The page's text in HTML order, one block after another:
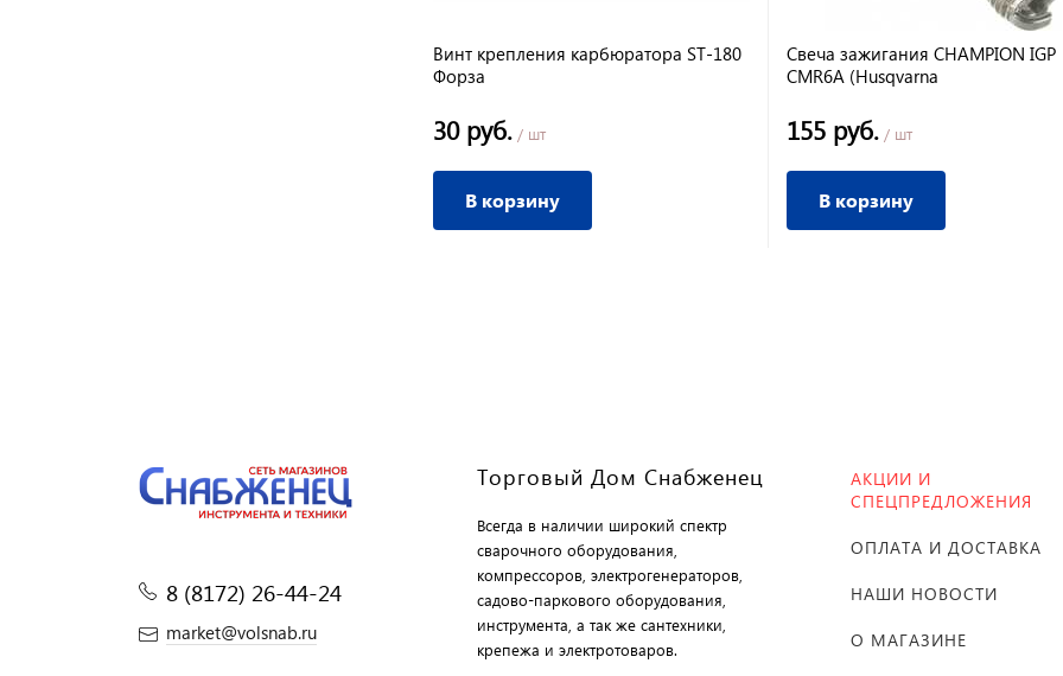
Винт крепления карбюратора ST-180
Форза
30 руб. / шт
В корзину
Свеча зажигания CHAMPION IGP
CMR6A (Husqvarna
T334FS)
155 руб. / шт
В корзину
8 (8172) 26-44-24
market@volsnab.ru
Торговый Дом Снабженец
Всегда в наличии широкий спектр
сварочного оборудования,
компрессоров, электрогенераторов,
садово-паркового оборудования,
инструмента, а так же сантехники,
крепежа и электротоваров.
АКЦИИ И
СПЕЦПРЕДЛОЖЕНИЯ
ОПЛАТА И ДОСТАВКА
НАШИ НОВОСТИ
О МАГАЗИНЕ